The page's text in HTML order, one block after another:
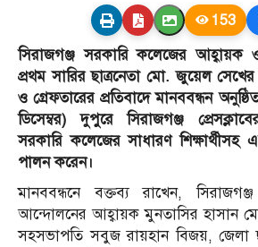
153
সিরাজগঞ্জ সরকারি কলেজের
প্রথম সারির ছাত্রনেতা মো. জুয়েল সেখের
ও গ্রেফতারের প্রতিবাদে মানববন্ধন
ডিসেম্বর) দুপুরে সিরাজগঞ্জ
সরকারি কলেজের সাধারণ শিক্ষার্থীসহ
পালন করেন।
মানববন্ধনে বক্তব্য রাখেন,
আন্দোলনের আহ্বায়ক মুনতাসির হাসান
সহসভাপতি সবুজ রায়হান বিজয়, জেলা